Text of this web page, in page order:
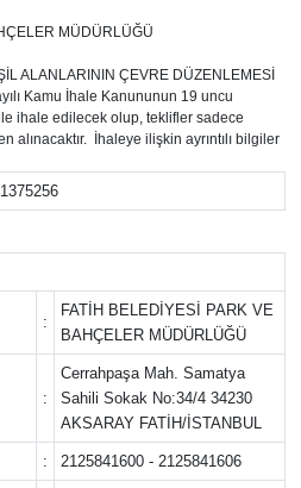
MÜDÜRLÜĞÜ
ALANLARININ ÇEVRE DÜZENLEMESİ
Kamu İhale Kanununun 19 uncu
ihale edilecek olup, teklifler sadece
alınacaktır. İhaleye ilişkin ayrıntılı bilgiler
:
FATİH BELEDİYESİ PARK VE
BAHÇELER MÜDÜRLÜĞÜ
:
Cerrahpaşa Mah. Samatya
Sahili Sokak No:34/4 34230
AKSARAY FATİH/İSTANBUL
: 2125841600 - 2125841606